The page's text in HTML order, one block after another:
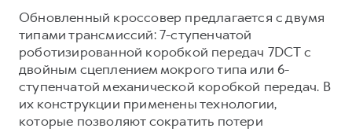
Обновленный кроссовер предлагается с двумя
типами трансмиссий: 7-ступенчатой
роботизированной коробкой передач 7DCT с
двойным сцеплением мокрого типа или 6-
ступенчатой механической коробкой передач. В
их конструкции применены технологии,
которые позволяют сократить потери